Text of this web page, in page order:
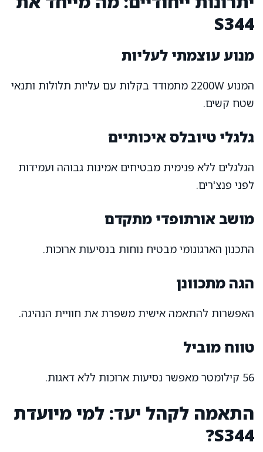
S344
מנוע עוצמתי לעליות
המנוע 2200W מתמודד בקלות עם עליות תלולות ותנאי
שטח קשים.
גלגלי טיובלס איכותיים
הגלגלים ללא פנימית מבטיחים אמינות גבוהה ועמידות
לפני פנצ'רים.
מושב אורתופדי מתקדם
התכנון הארגונומי מבטיח נוחות בנסיעות ארוכות.
הגה מתכוונן
האפשרות להתאמה אישית משפרת את חוויית הנהיגה.
טווח מוביל
56 קילומטר מאפשר נסיעות ארוכות ללא דאגות.
התאמה לקהל יעד: למי מיועדת
S344?